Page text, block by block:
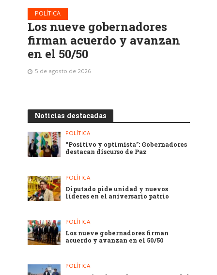
POLÍTICA
Los nueve gobernadores
firman acuerdo y avanzan
en el 50/50
5 de agosto de 2026
Noticias destacadas
POLÍTICA
“Positivo y optimista”: Gobernadores
destacan discurso de Paz
POLÍTICA
Diputado pide unidad y nuevos
líderes en el aniversario patrio
POLÍTICA
Los nueve gobernadores firman
acuerdo y avanzan en el 50/50
POLÍTICA